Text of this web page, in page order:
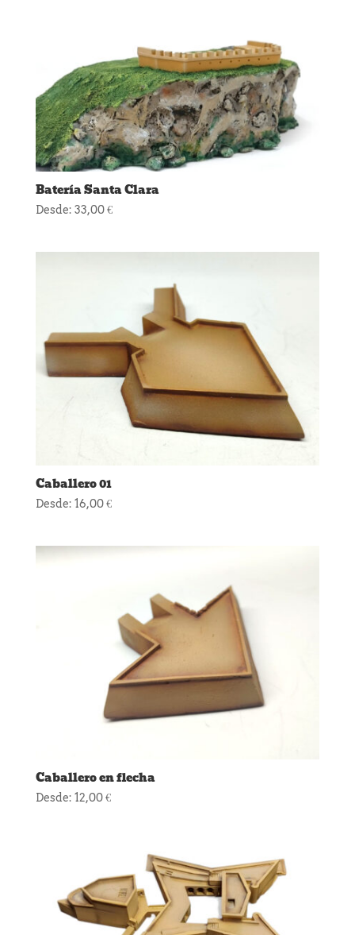
Batería Santa Clara
Desde: 33,00€
Caballero 01
Desde: 16,00€
Caballero en flecha
Desde: 12,00€